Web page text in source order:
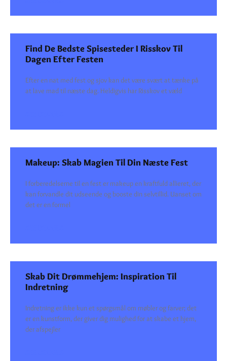
Find De Bedste Spisesteder I Risskov Til
Dagen Efter Festen
Efter en nat med fest og sjov kan det være svært at tænke på
at lave mad til næste dag. Heldigvis har Risskov et væld
Makeup: Skab Magien Til Din Næste Fest
I forberedelserne til en fest er makeup en kraftfuld allieret, der
kan forvandle dit udseende og booste din selvtillid. Uanset om
det er en formel
Skab Dit Drømmehjem: Inspiration Til
Indretning
Indretning er ikke kun et spørgsmål om møbler og farver; det
er en kunstform, der giver dig mulighed for at skabe et hjem,
der afspejler